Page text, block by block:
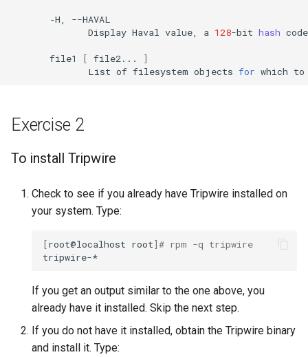
‐H,
Display Haval value, a 128-bit hash
file1 [ file2...
]
List of filesystem objects for which to
Exercise 2
To install Tripwire
Check to see if you already have Tripwire installed on
your system. Type:
[root@localhost root]# rpm -q tripwire
If you get an output similar to the one above, you
already have it installed. Skip the next step.
If you do not have it installed, obtain the Tripwire binary
and install it. Type: